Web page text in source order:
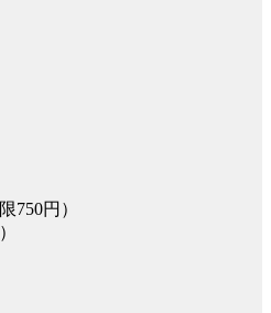
750円）